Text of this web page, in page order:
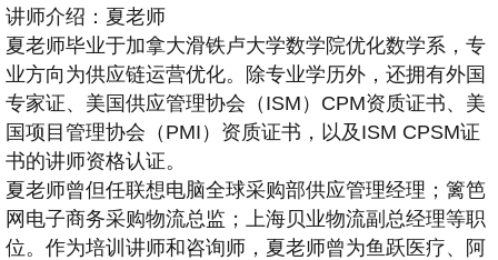
讲师介绍：夏老师
夏老师毕业于加拿大滑铁卢大学数学院优化数学系，专
业方向为供应链运营优化。除专业学历外，还拥有外国
专家证、美国供应管理协会（ISM）CPM资质证书、美
国项目管理协会（PMI）资质证书，以及ISM CPSM证
书的讲师资格认证。
夏老师曾但任联想电脑全球采购部供应管理经理；篱笆
网电子商务采购物流总监；上海贝业物流副总经理等职
位。作为培训讲师和咨询师，夏老师曾为鱼跃医疗、阿